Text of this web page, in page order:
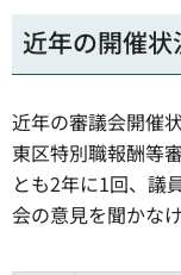
近年の開催状
近年の審議会開催
東区特別職報酬等
とも2年に1回、議
会の意見を聞かな